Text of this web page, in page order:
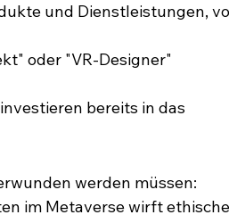
und Dienstleistungen,
oder "VR-Designer"
bereits in das
werden müssen:
im Metaverse wirft